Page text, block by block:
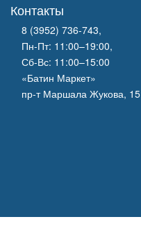
Контакты
8 (3952) 736-743,
Пн-Пт: 11:00–19:00,
Сб-Вс: 11:00–15:00
«Батин Маркет»
пр-т Маршала Жукова, 15